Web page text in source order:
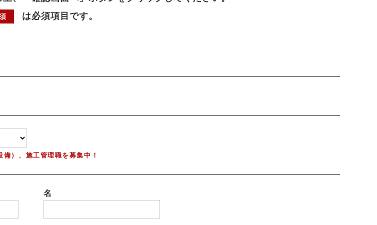
は必須項目です。
）、施工管理職を募集中！
名